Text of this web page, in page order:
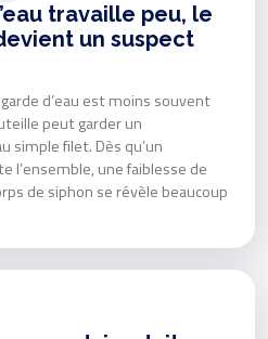
travaille peu, le
un suspect
d’eau est moins souvent
peut garder un
filet. Dès qu’un
l’ensemble, une faiblesse de
de siphon se révèle beaucoup